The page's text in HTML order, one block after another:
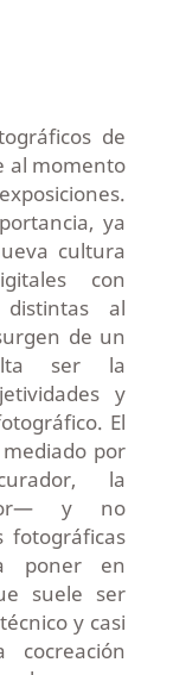
de
al momento
ya
cultura
con
distintas al
de un
ser la
y
El
por
la
y no
fotográficas
poner en
suele ser
y casi